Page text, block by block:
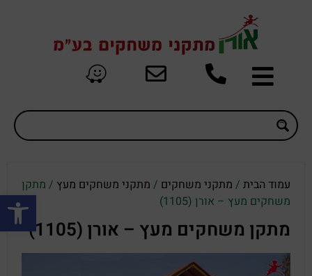
פתח
עמוד הבית / מתקני משחקים / מתקני משחקים מעץ / מתקן
משחקים מעץ – אורן (1105)
מתקן משחקים מעץ – אורן (1105)